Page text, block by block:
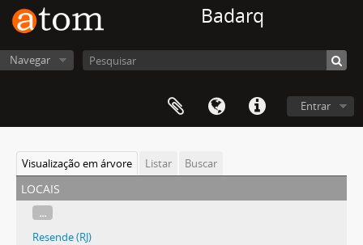
Badarq
Navegar
Entrar
Visualização em árvore Listar Buscar
locais
...
Resende (RJ)